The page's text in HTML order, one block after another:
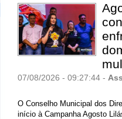
07/08/2026 - 09:27:44 -
O Conselho Municipal dos
início à Campanha Agosto